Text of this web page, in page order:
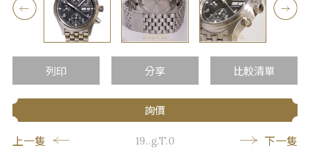
列印 分享 比較清單
詢價
上一隻 19..g.T.0 下一隻